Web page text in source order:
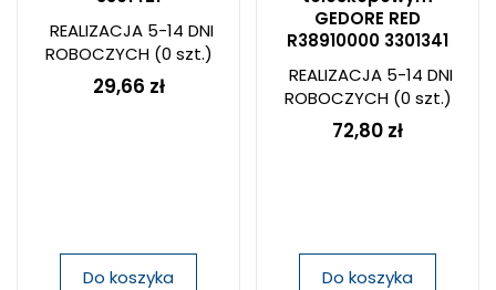
REALIZACJA 5-14 DNI
ROBOCZYCH(0 szt.)
29,66 zł
Do koszyka
GEDORE RED
R38910000 3301341
REALIZACJA 5-14 DNI
ROBOCZYCH(0 szt.)
72,80 zł
Do koszyka